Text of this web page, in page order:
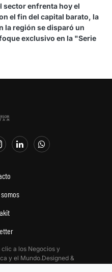
sector enfrenta hoy el
el fin del capital barato, la
la región se disparó un
exclusivo en la "Serie
clic a los Negocios y
y el Mundo.Designed &